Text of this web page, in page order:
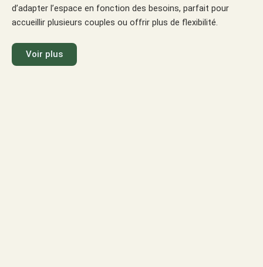
d’adapter l’espace en fonction des besoins, parfait pour
accueillir plusieurs couples ou offrir plus de flexibilité.
Voir plus